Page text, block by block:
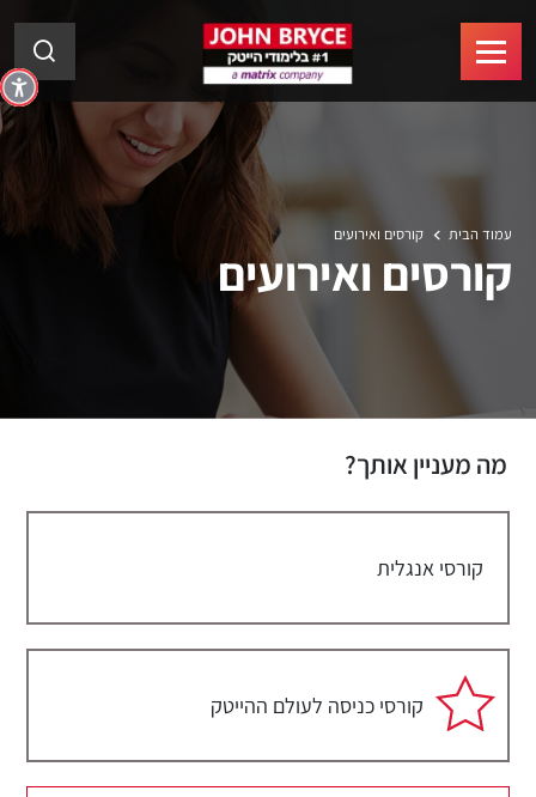
עמוד הבית קורסים ואירועים
קורסים ואירועים
מה מעניין אותך?
קורסי אנגלית
קורסי כניסה לעולם ההייטק